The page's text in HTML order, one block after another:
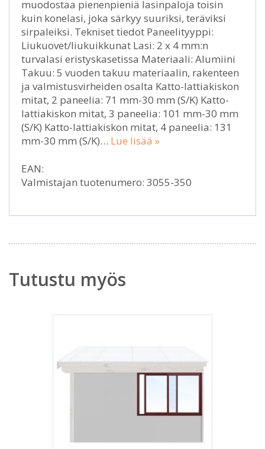
muodostaa pienenpieniä lasinpaloja toisin
kuin konelasi, joka särkyy suuriksi, teräviksi
sirpaleiksi. Tekniset tiedot Paneelityyppi:
Liukuovet/liukuikkunat Lasi: 2 x 4 mm:n
turvalasi eristyskasetissa Materiaali: Alumiini
Takuu: 5 vuoden takuu materiaalin, rakenteen
ja valmistusvirheiden osalta Katto-lattiakiskon
mitat, 2 paneelia: 71 mm-30 mm (S/K) Katto-
lattiakiskon mitat, 3 paneelia: 101 mm-30 mm
(S/K) Katto-lattiakiskon mitat, 4 paneelia: 131
mm-30 mm (S/K)… Lue lisää »
EAN:
Valmistajan tuotenumero: 3055-350
Tutustu myös